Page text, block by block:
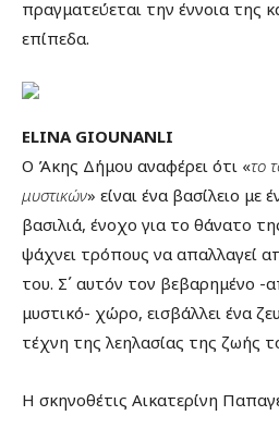
πραγματεύεται την έννοια της
επίπεδα.
ELINA GIOUNANLI
Ο Άκης Δήμου αναφέρει ότι «το
μυστικών» είναι ένα βασίλειο με
βασιλιά, ένοχο για το θάνατο
ψάχνει τρόπους να απαλλαγεί
του. Σ΄ αυτόν τον βεβαρημένο -
μυστικό- χώρο, εισβάλλει ένα
τέχνη της λεηλασίας της ζωής
Η σκηνοθέτις Αικατερίνη